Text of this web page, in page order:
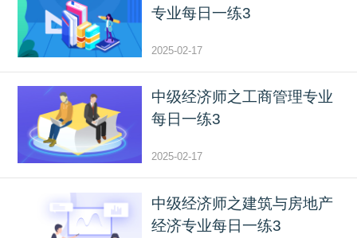
专业每日一练3
2025-02-17
中级经济师之工商管理专业
每日一练3
2025-02-17
中级经济师之建筑与房地产
经济专业每日一练3